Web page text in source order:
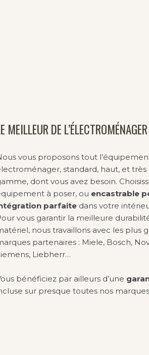
MEILLEUR DE L’ÉLECTROMÉNAGER
vous proposons tout
standard, haut, et très
dont vous avez besoin.
à poser, ou encastrable
parfaitedans votre
vous garantir la meilleure
nous travaillons avec les plus
partenaires : Miele, Bosch,
Liebherr…
bénéficiez par ailleurs d’une
sur presque toutes nos